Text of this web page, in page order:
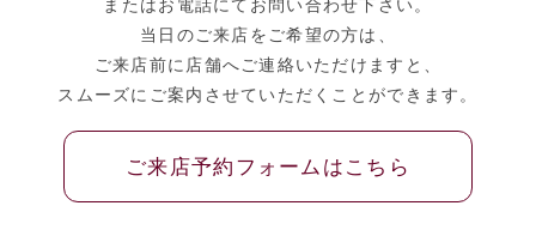
またはお電話にてお問い合わせ下さい。
当日のご来店をご希望の方は、
ご来店前に店舗へご連絡いただけますと、
スムーズにご案内させていただくことができます。
ご来店予約フォームはこちら